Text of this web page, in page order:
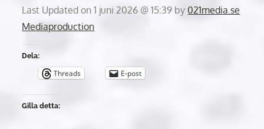
Last Updated on 1 juni 2026 @ 15:39 by 021media.se
Mediaproduction
Dela:
Threads E-post
Gilla detta: